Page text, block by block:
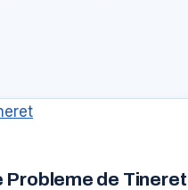
Probleme de Tineret